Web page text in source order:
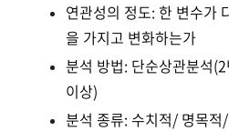
연관성의 정도: 한 변수가
을 가지고 변화하는가
분석 방법: 단순상관분석
이상)
분석 종류: 수치적/ 명목적